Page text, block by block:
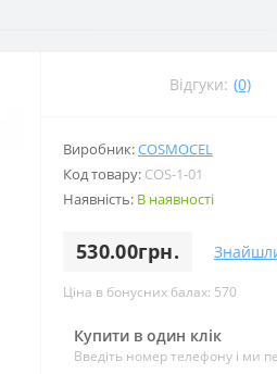
Відгуки: (0)
Виробник:COSMOCEL
Код товару: COS-1-01
Наявність: В наявності
530.00грн.
Ціна в бонусних балах: 570
Купити в один клік
Введіть номер телефону і ми